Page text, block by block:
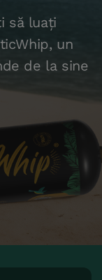
să luați
un
de la sine